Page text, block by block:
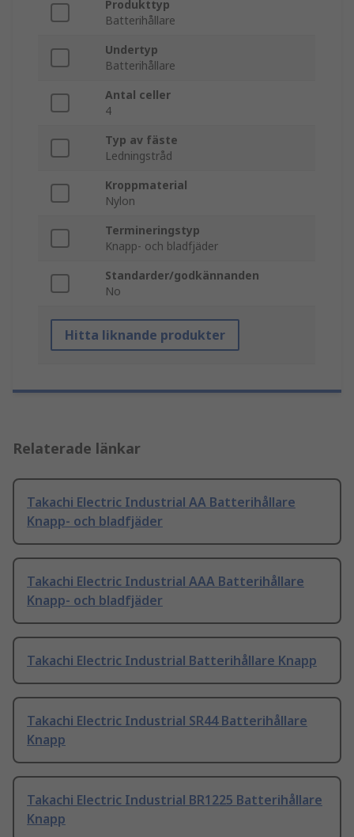
Produkttyp
Batterihållare
Undertyp
Batterihållare
Antal celler
4
Typ av fäste
Ledningstråd
Kroppmaterial
Nylon
Termineringstyp
Knapp- och bladfjäder
Standarder/godkännanden
No
Hitta liknande produkter
Relaterade länkar
Takachi Electric Industrial AA Batterihållare
Knapp- och bladfjäder
Takachi Electric Industrial AAA Batterihållare
Knapp- och bladfjäder
Takachi Electric Industrial Batterihållare Knapp
Takachi Electric Industrial SR44 Batterihållare
Knapp
Takachi Electric Industrial BR1225 Batterihållare
Knapp